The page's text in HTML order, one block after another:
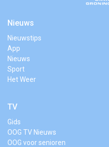
Nieuws
Nieuwstips
App
Nieuws
Sport
Het Weer
TV
Gids
OOG TV Nieuws
OOG voor senioren